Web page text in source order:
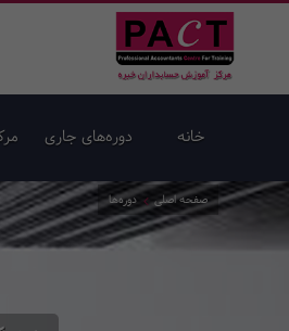
خانه دوره‌های جاری
صفحه اصلی دوره‌ها